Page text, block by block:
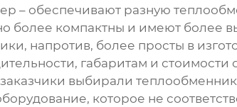
– обеспечивают разную
компактны и имеют более
напротив, более просты в
габаритам и стоимости
выбирали
которое не